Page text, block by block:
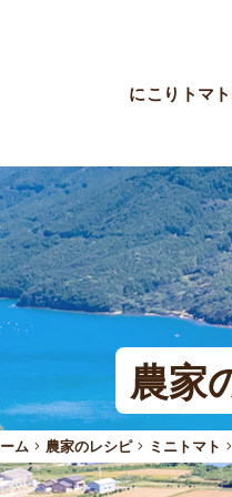
にこりトマ
農家
ム 農家のレシピ ミニトマト